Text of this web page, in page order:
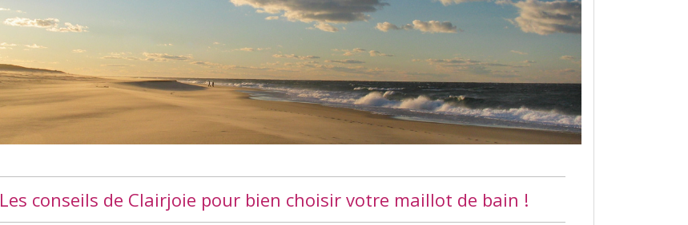
Les conseils de Clairjoie pour bien choisir votre maillot de bain !